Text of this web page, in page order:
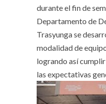
durante el fin de
Departamento de
Trasyunga se
modalidad de
logrando así
las expectativas